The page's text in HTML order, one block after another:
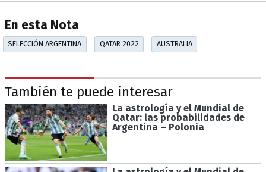
En esta Nota
SELECCIÓN ARGENTINA QATAR 2022 AUSTRALIA
También te puede interesar
La astrología y el Mundial de
Qatar: las probabilidades de
Argentina – Polonia